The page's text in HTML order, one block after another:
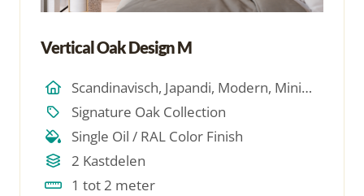
Vertical Oak Design M
Scandinavisch, Japandi, Modern, Minimalistich
Signature Oak Collection
Single Oil / RAL Color Finish
2 Kastdelen
1 tot 2 meter